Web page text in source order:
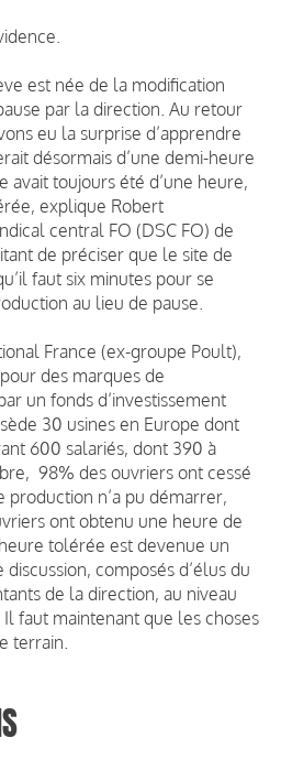
est née de la modification
par la direction. Au retour
eu la surprise d’apprendre
désormais d’une demi-heure
avait toujours été d’une heure,
explique Robert
central FO (DSC FO) de
de préciser que le site de
faut six minutes pour se
au lieu de pause.
France (ex-groupe Poult),
des marques de
un fonds d’investissement
30 usines en Europe dont
600 salariés, dont 390 à
98% des ouvriers ont cessé
n’a pu démarrer,
ont obtenu une heure de
tolérée est devenue un
composés d’élus du
de la direction, au niveau
faut maintenant que les choses
terrain.